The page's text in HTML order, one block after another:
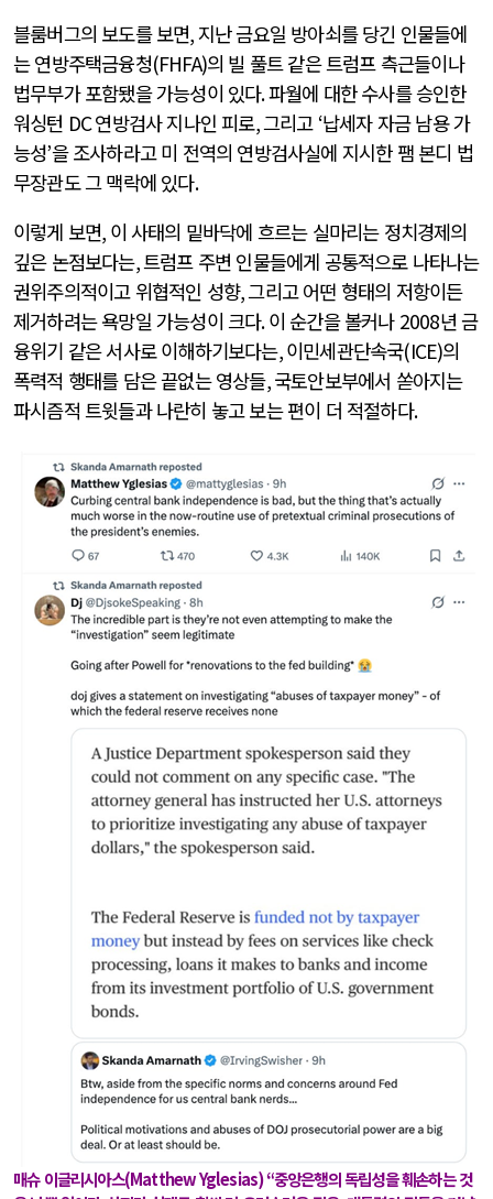
블룸버그의 보도를 보면, 지난 금요일 방아쇠를 당긴 인물들에
는 연방주택금융청(FHFA)의 빌 풀트 같은 트럼프 측근들이나
법무부가 포함됐을 가능성이 있다.파월에 대한 수사를 승인한
워싱턴 DC연방검사 지나인 피로,그리고 ‘납세자 자금 남용 가
능성’을 조사하라고 미 전역의 연방검사실에 지시한 팸 본디 법
무장관도 그 맥락에 있다.
이렇게 보면, 이 사태의 밑바닥에 흐르는 실마리는 정치경제의
깊은 논점보다는,트럼프 주변 인물들에게 공통적으로 나타나는
권위주의적이고 위협적인 성향,그리고 어떤 형태의 저항이든
제거하려는 욕망일 가능성이 크다.이 순간을 볼커나 2008년 금
융위기 같은 서사로 이해하기보다는,이민세관단속국(ICE)의
폭력적 행태를 담은 끝없는 영상들,국토안보부에서 쏟아지는
파시즘적 트윗들과 나란히 놓고 보는 편이 더 적절하다.
매슈 이글리시아스(Matthew Yglesias)“중앙은행의 독립성을 훼손하는 것